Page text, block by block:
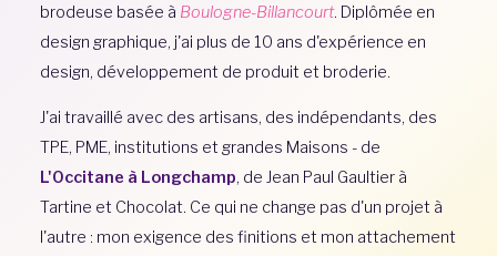
brodeuse basée à Boulogne-Billancourt. Diplômée en
design graphique, j'ai plus de 10 ans d'expérience en
design, développement de produit et broderie.
J'ai travaillé avec des artisans, des indépendants, des
TPE, PME, institutions et grandes Maisons - de
L'Occitane à Longchamp, de Jean Paul Gaultier à
Tartine et Chocolat. Ce qui ne change pas d'un projet à
l'autre : mon exigence des finitions et mon attachement